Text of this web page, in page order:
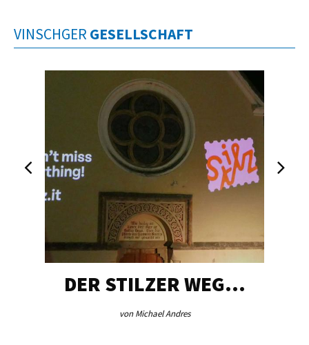
VINSCHGER GESELLSCHAFT
DER STILZER WEG…
von Michael Andres